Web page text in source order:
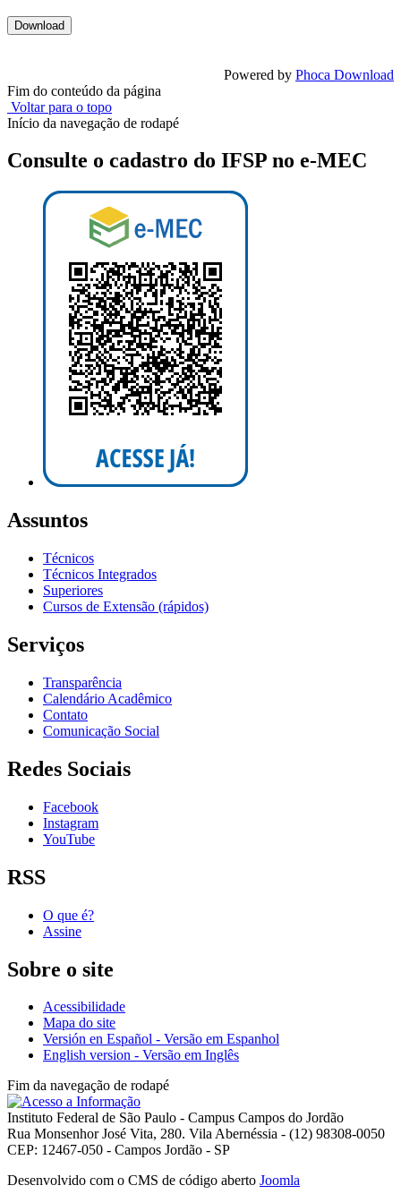
Powered by Phoca Download
Fim do conteúdo da página
Voltar para o topo
Início da navegação de rodapé
Consulte o cadastro do IFSP no e-MEC
Assuntos
Técnicos
Técnicos Integrados
Superiores
Cursos de Extensão (rápidos)
Serviços
Transparência
Calendário Acadêmico
Contato
Comunicação Social
Redes Sociais
Facebook
Instagram
YouTube
RSS
O que é?
Assine
Sobre o site
Acessibilidade
Mapa do site
Versión en Español - Versão em Espanhol
English version - Versão em Inglês
Fim da navegação de rodapé
Instituto Federal de São Paulo - Campus Campos do Jordão
Rua Monsenhor José Vita, 280. Vila Abernéssia - (12) 98308-0050
CEP: 12467-050 - Campos Jordão - SP
Desenvolvido com o CMS de código aberto Joomla